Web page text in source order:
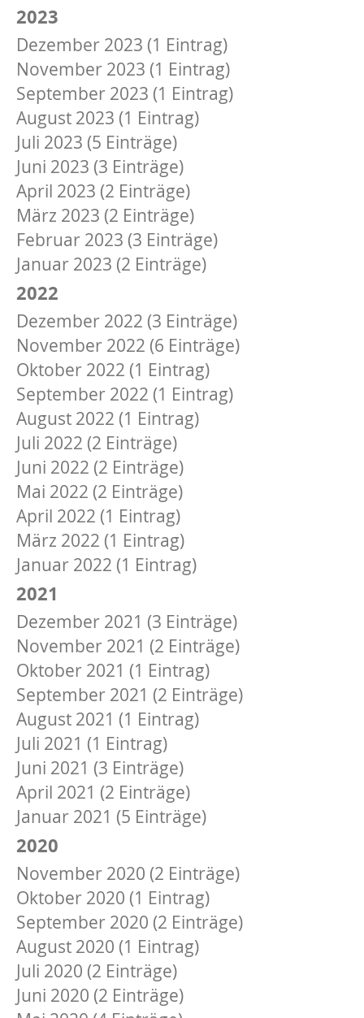
2023
Dezember 2023 (1 Eintrag)
November 2023 (1 Eintrag)
September 2023 (1 Eintrag)
August 2023 (1 Eintrag)
Juli 2023 (5 Einträge)
Juni 2023 (3 Einträge)
April 2023 (2 Einträge)
März 2023 (2 Einträge)
Februar 2023 (3 Einträge)
Januar 2023 (2 Einträge)
2022
Dezember 2022 (3 Einträge)
November 2022 (6 Einträge)
Oktober 2022 (1 Eintrag)
September 2022 (1 Eintrag)
August 2022 (1 Eintrag)
Juli 2022 (2 Einträge)
Juni 2022 (2 Einträge)
Mai 2022 (2 Einträge)
April 2022 (1 Eintrag)
März 2022 (1 Eintrag)
Januar 2022 (1 Eintrag)
2021
Dezember 2021 (3 Einträge)
November 2021 (2 Einträge)
Oktober 2021 (1 Eintrag)
September 2021 (2 Einträge)
August 2021 (1 Eintrag)
Juli 2021 (1 Eintrag)
Juni 2021 (3 Einträge)
April 2021 (2 Einträge)
Januar 2021 (5 Einträge)
2020
November 2020 (2 Einträge)
Oktober 2020 (1 Eintrag)
September 2020 (2 Einträge)
August 2020 (1 Eintrag)
Juli 2020 (2 Einträge)
Juni 2020 (2 Einträge)